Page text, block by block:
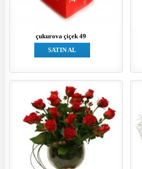
çukurova çiçek 49
SATIN AL